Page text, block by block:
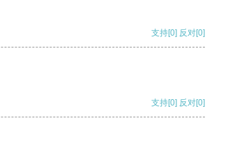
支持[0] 反对[0]
支持[0] 反对[0]